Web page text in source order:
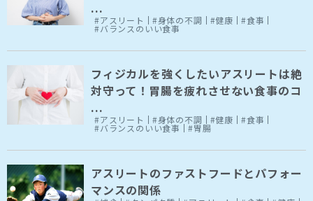
...
#アスリート #身体の不調 #健康 #食事
#バランスのいい食事
フィジカルを強くしたいアスリートは絶
対守って！胃腸を疲れさせない食事のコ
...
#アスリート #身体の不調 #健康 #食事
#バランスのいい食事 #胃腸
アスリートのファストフードとパフォー
マンスの関係